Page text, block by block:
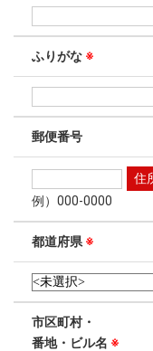
ふりがな ※
郵便番号
例）000-0000
都道府県 ※
市区町村・
番地・ビル名 ※